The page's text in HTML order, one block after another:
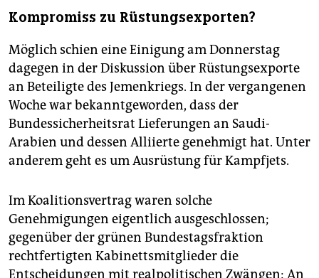
Kompromiss zu Rüstungsexporten?
Möglich schien eine Einigung am Donnerstag
dagegen in der Diskussion über Rüstungsexporte
an Beteiligte des Jemenkriegs. In der vergangenen
Woche war bekanntgeworden, dass der
Bundessicherheitsrat Lieferungen an Saudi-
Arabien und dessen Alliierte genehmigt hat. Unter
anderem geht es um Ausrüstung für Kampfjets.
Im Koalitionsvertrag waren solche
Genehmigungen eigentlich ausgeschlossen;
gegenüber der grünen Bundestagsfraktion
rechtfertigten Kabinettsmitglieder die
Entscheidungen mit realpolitischen Zwängen: An